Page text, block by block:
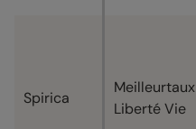
Spirica
Meilleurtaux
Liberté Vie